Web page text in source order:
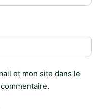
et mon site dans le